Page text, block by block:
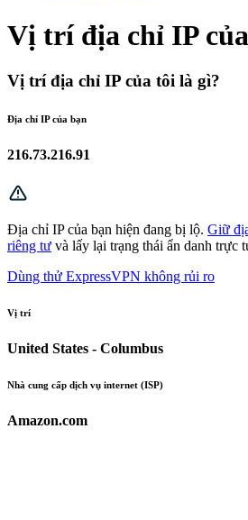
Vị trí địa chỉ IP
Vị trí địa chỉ IP của tôi là gì?
Địa chỉ IP của bạn
216.73.216.91
Địa chỉ IP của bạn hiện đang bị lộ. Giữ
riêng tư và lấy lại trạng thái ẩn danh trực
Dùng thử ExpressVPN không rủi ro
Vị trí
United States - Columbus
Nhà cung cấp dịch vụ internet (ISP)
Amazon.com